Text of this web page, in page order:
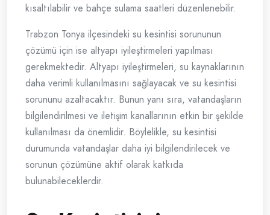
kısaltılabilir ve bahçe sulama saatleri düzenlenebilir.
Trabzon Tonya ilçesindeki su kesintisi sorununun
çözümü için ise altyapı iyileştirmeleri yapılması
gerekmektedir. Altyapı iyileştirmeleri, su kaynaklarının
daha verimli kullanılmasını sağlayacak ve su kesintisi
sorununu azaltacaktır. Bunun yanı sıra, vatandaşların
bilgilendirilmesi ve iletişim kanallarının etkin bir şekilde
kullanılması da önemlidir. Böylelikle, su kesintisi
durumunda vatandaşlar daha iyi bilgilendirilecek ve
sorunun çözümüne aktif olarak katkıda
bulunabileceklerdir.